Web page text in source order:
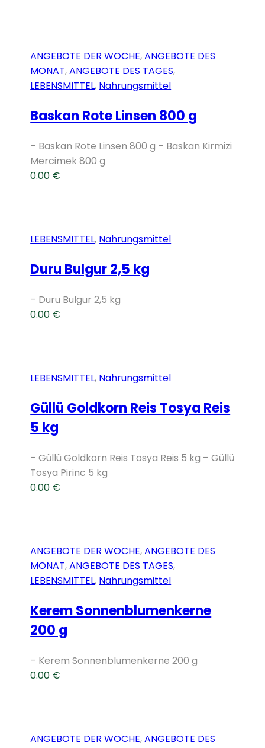
ANGEBOTE DER WOCHE,ANGEBOTE DES
MONAT,ANGEBOTE DES TAGES,
LEBENSMITTEL, Nahrungsmittel
Baskan Rote Linsen 800 g
– Baskan Rote Linsen 800 g – Baskan Kirmizi
Mercimek 800 g
0.00 €
LEBENSMITTEL, Nahrungsmittel
Duru Bulgur 2,5 kg
– Duru Bulgur 2,5 kg
0.00 €
LEBENSMITTEL, Nahrungsmittel
Güllü Goldkorn Reis Tosya Reis
5 kg
– Güllü Goldkorn Reis Tosya Reis 5 kg – Güllü
Tosya Pirinc 5 kg
0.00 €
ANGEBOTE DER WOCHE,ANGEBOTE DES
MONAT,ANGEBOTE DES TAGES,
LEBENSMITTEL, Nahrungsmittel
Kerem Sonnenblumenkerne
200 g
– Kerem Sonnenblumenkerne 200 g
0.00 €
ANGEBOTE DER WOCHE,ANGEBOTE DES